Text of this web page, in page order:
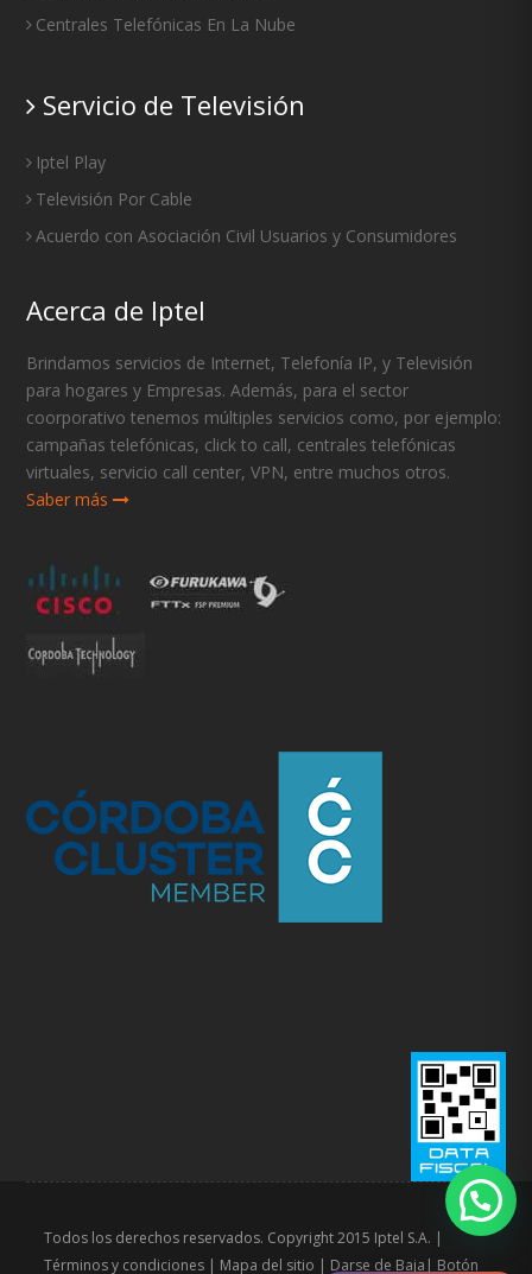
Centrales Telefónicas En La Nube
Servicio de Televisión
Iptel Play
Televisión Por Cable
Acuerdo con Asociación Civil Usuarios y Consumidores
Acerca de Iptel
Brindamos servicios de Internet, Telefonía IP, y Televisión
para hogares y Empresas. Además, para el sector
coorporativo tenemos múltiples servicios como, por ejemplo:
campañas telefónicas, click to call, centrales telefónicas
virtuales, servicio call center, VPN, entre muchos otros.
Saber más
Todos los derechos reservados. Copyright 2015 Iptel S.A. |
Términos y condiciones
Mapa del sitio Darse de Baja Botón